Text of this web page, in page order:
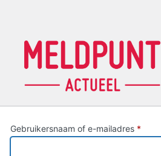
Gebruikersnaam of e-mailadres *